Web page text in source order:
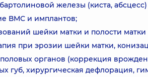
железы (киста,
ВМС и имплантов;
шейки матки и полости
при эрозии шейки матки,
органов (коррекция
губ, хирургическая дефлорация,